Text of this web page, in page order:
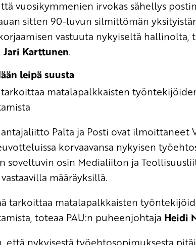
vuosikymmenien irvokas sähellys
sitten 90-luvun silmittömän
vastuuta nykyiseltä hallinolta,
Jari Karttunen.
leipä suusta
tarkoittaa matalapalkkaisten
Palta ja Posti ovat ilmoittaneet
korvaavansa nykyisen
soveltuvin osin Medialiiton ja
määräyksillä.
tarkoittaa matalapalkkaisten
toteaa PAU:n puheenjohtaja Heidi